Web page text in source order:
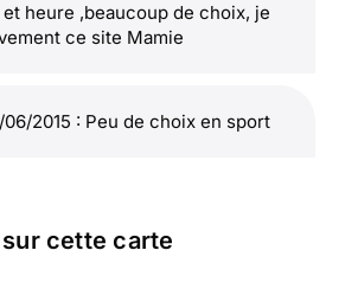
heure ,beaucoup de choix, je
ce site Mamie
06/2015 : Peu de choix en sport
cette carte